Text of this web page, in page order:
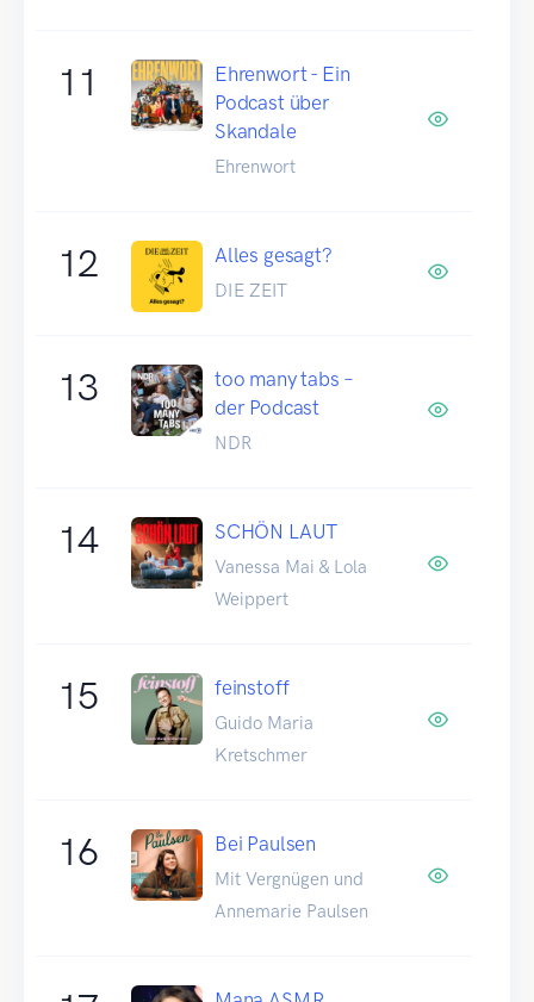
11
Ehrenwort - Ein
Podcast über
Skandale
Ehrenwort
12 Alles gesagt?
DIE ZEIT
13
too many tabs –
der Podcast
NDR
14 SCHÖN LAUT
Vanessa Mai & Lola
Weippert
15 feinstoff
Guido Maria
Kretschmer
16 Bei Paulsen
Mit Vergnügen und
Annemarie Paulsen